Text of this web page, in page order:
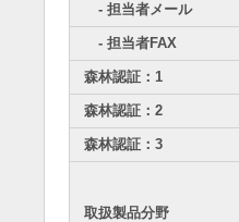
- 担当者メール
- 担当者FAX
森林認証：1
森林認証：2
森林認証：3
取扱製品分野